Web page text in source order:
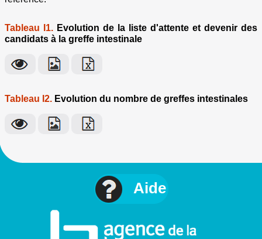
Tableau I1. Evolution de la liste d'attente et devenir des
candidats à la greffe intestinale
Tableau I2. Evolution du nombre de greffes intestinales
Aide